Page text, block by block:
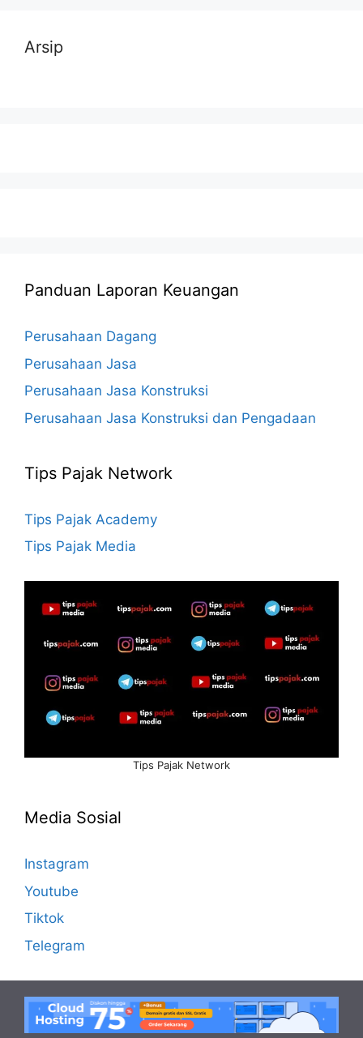
Arsip
Panduan Laporan Keuangan
Perusahaan Dagang
Perusahaan Jasa
Perusahaan Jasa Konstruksi
Perusahaan Jasa Konstruksi dan Pengadaan
Tips Pajak Network
Tips Pajak Academy
Tips Pajak Media
Tips Pajak Network
Media Sosial
Instagram
Youtube
Tiktok
Telegram